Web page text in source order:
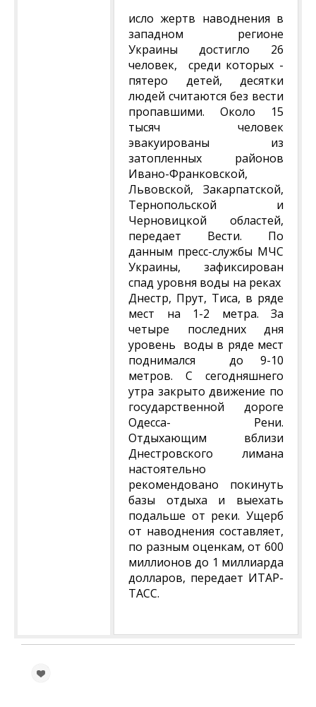
исло жертв наводнения в
западном регионе
Украины достигло 26
человек, среди которых -
пятеро детей, десятки
людей считаются без вести
пропавшими. Около 15
тысяч человек
эвакуированы из
затопленных районов
Ивано-Франковской,
Львовской, Закарпатской,
Тернопольской и
Черновицкой областей,
передает Вести. По
данным пресс-службы МЧС
Украины, зафиксирован
спад уровня воды на реках
Днестр, Прут, Тиса, в ряде
мест на 1-2 метра. За
четыре последних дня
уровень воды в ряде мест
поднимался до 9-10
метров. С сегодняшнего
утра закрыто движение по
государственной дороге
Одесса- Рени.
Отдыхающим вблизи
Днестровского лимана
настоятельно
рекомендовано покинуть
базы отдыха и выехать
подальше от реки. Ущерб
от наводнения составляет,
по разным оценкам, от 600
миллионов до 1 миллиарда
долларов, передает ИТАР-
ТАСС.